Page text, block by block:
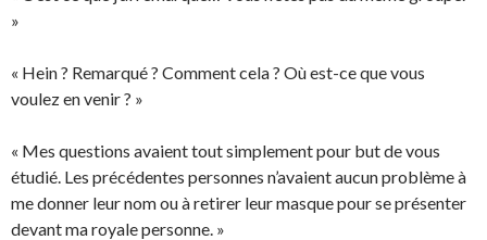
»
« Hein ? Remarqué ? Comment cela ? Où est-ce que vous
voulez en venir ? »
« Mes questions avaient tout simplement pour but de vous
étudié. Les précédentes personnes n’avaient aucun problème à
me donner leur nom ou à retirer leur masque pour se présenter
devant ma royale personne. »